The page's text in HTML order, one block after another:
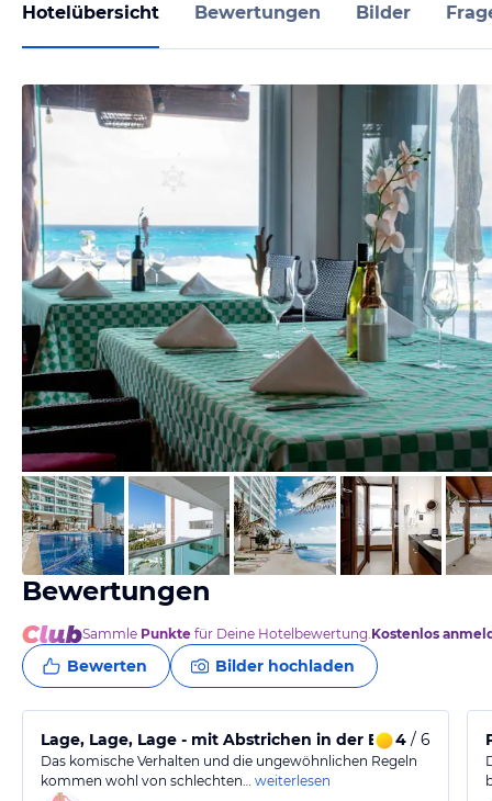
Hotelübersicht Bewertungen Bilder
von Booking.com
Bewertungen
Sammle Punkte für Deine Hotelbewertung.Kostenlos
Bewerten Bilder hochladen
Lage, Lage, Lage - mit Abstrichen in der B Note
4 / 6
Das komische Verhalten und die ungewöhnlichen Regeln
kommen wohl von schlechten… weiterlesen